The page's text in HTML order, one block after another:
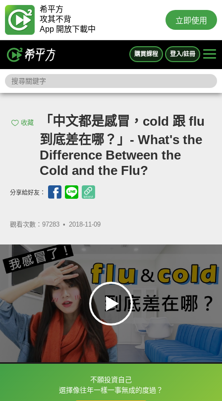
希平方
攻其不背
App 開放下載中
立即使用
購買課程 登入/註冊
收藏
「中文都是感冒，cold 跟 flu
到底差在哪？」- What's the
Difference Between the
Cold and the Flu?
分享給好友：
觀看次數：97283 • 2018-11-09
不願投資自己
選擇像往年一樣一事無成的度過？
框選或點兩下字幕可以直接查字典喔！